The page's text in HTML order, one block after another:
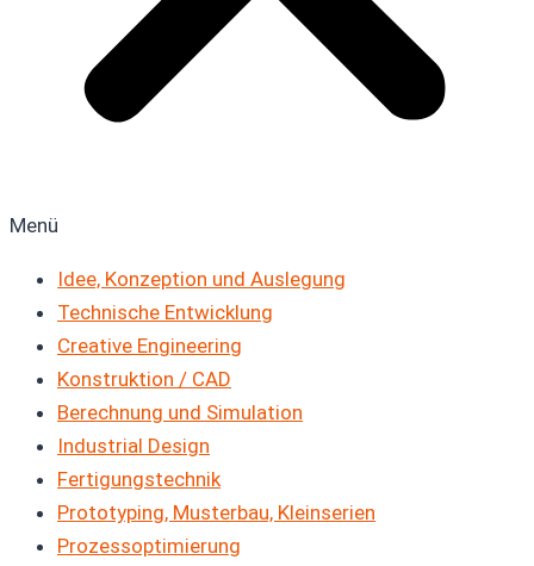
Menü
Idee, Konzeption und Auslegung
Technische Entwicklung
Creative Engineering
Konstruktion / CAD
Berechnung und Simulation
Industrial Design
Fertigungstechnik
Prototyping, Musterbau, Kleinserien
Prozessoptimierung